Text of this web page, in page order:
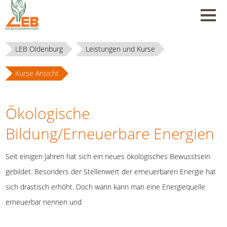
LEB Oldenburg Leistungen und Kurse
Kurse Ansicht
Ökologische
Bildung/Erneuerbare Energien
Seit einigen Jahren hat sich ein neues ökologisches Bewusstsein
gebildet. Besonders der Stellenwert der erneuerbaren Energie hat
sich drastisch erhöht. Doch wann kann man eine Energiequelle
erneuerbar nennen und